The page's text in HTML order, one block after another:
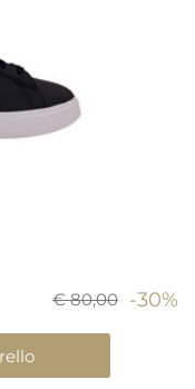
€ 80,00 -30%